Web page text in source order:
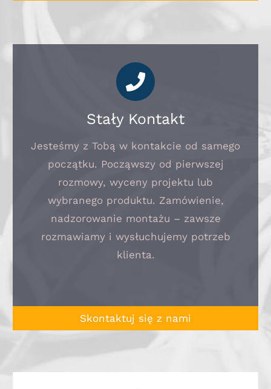
Stały Kontakt
Jesteśmy z Tobą w kontakcie od samego
początku. Począwszy od pierwszej
rozmowy, wyceny projektu lub
wybranego produktu. Zamówienie,
nadzorowanie montażu – zawsze
rozmawiamy i wysłuchujemy potrzeb
klienta.
Skontaktuj się z nami